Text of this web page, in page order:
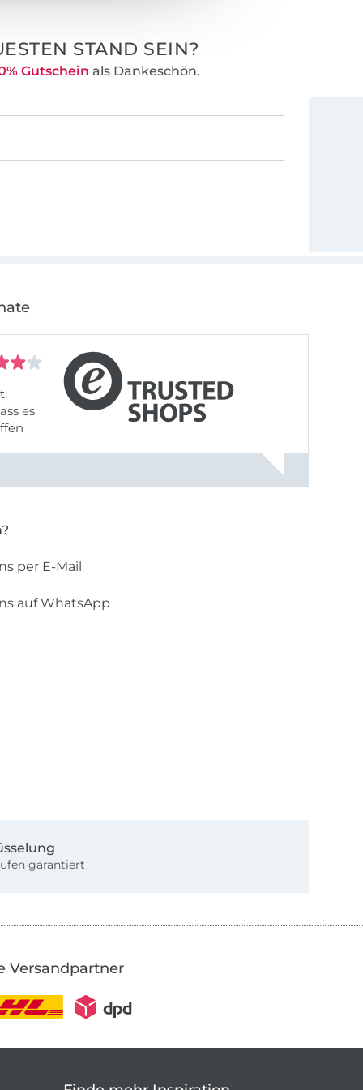
STAND SEIN?
Gutschein als Dankeschön.
es
per E-Mail
auf WhatsApp
garantiert
Versandpartner